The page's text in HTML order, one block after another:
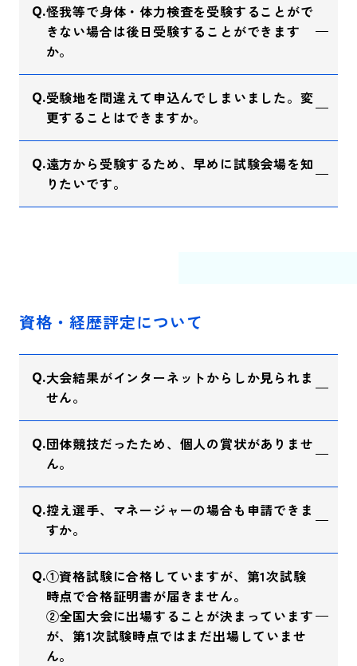
怪我等で身体・体力検査を受験することがで
きない場合は後日受験することができます
か。
受験地を間違えて申込んでしまいました。変
更することはできますか。
遠方から受験するため、早めに試験会場を知
りたいです。
資格・経歴評定について
大会結果がインターネットからしか見られま
せん。
団体競技だったため、個人の賞状がありませ
ん。
控え選手、マネージャーの場合も申請できま
すか。
①資格試験に合格していますが、第1次試験
時点で合格証明書が届きません。
②全国大会に出場することが決まっています
が、第1次試験時点ではまだ出場していませ
ん。